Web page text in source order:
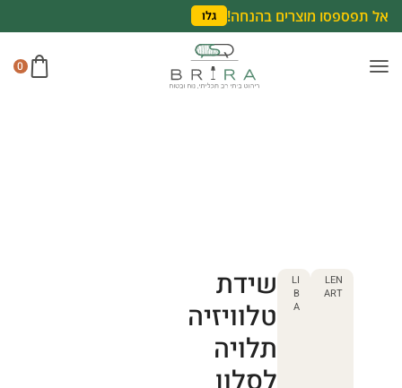
אל תפספסו מוצרים בהנחה! גלו
0
LEN
ART
LI
B
A
שידת
טלוויזיה
תלויה